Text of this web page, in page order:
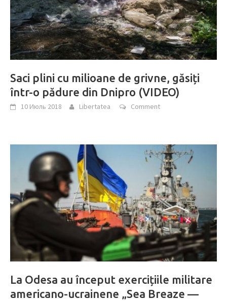
Saci plini cu milioane de grivne, găsiți
într-o pădure din Dnipro (VIDEO)
10 Июль 2018 Libertatea Comment
La Odesa au început exercițiile militare
americano-ucrainene „Sea Breaze —